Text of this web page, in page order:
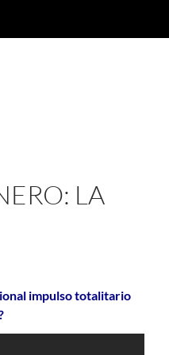
LA
impulso totalitario